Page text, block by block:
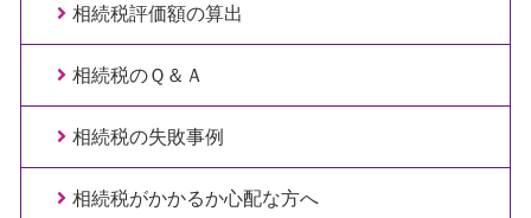
相続税評価額の算出
相続税のＱ＆Ａ
相続税の失敗事例
相続税がかかるか心配な方へ